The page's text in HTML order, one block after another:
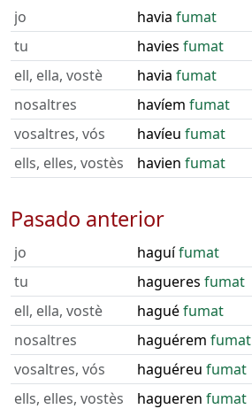
jo havia fumat
tu
havies fumat
ell, ella, vostè
havia fumat
nosaltres
havíem fumat
vosaltres, vós
havíeu fumat
ells, elles, vostès
havien fumat
Pasado anterior
jo haguífumat
tu
hagueres fumat
ell, ella, vostè
haguéfumat
nosaltres
haguérem fumat
vosaltres, vós
haguéreu fumat
ells, elles, vostès
hagueren fumat